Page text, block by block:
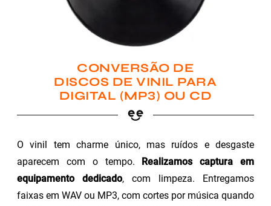
CONVERSÃO DE
DISCOS DE VINIL PARA
DIGITAL (MP3) OU CD
O vinil tem charme único, mas ruídos e desgaste
aparecem com o tempo.
Realizamos captura em
equipamento dedicado, com limpeza. Entregamos
faixas em WAV ou MP3, com cortes por música quando